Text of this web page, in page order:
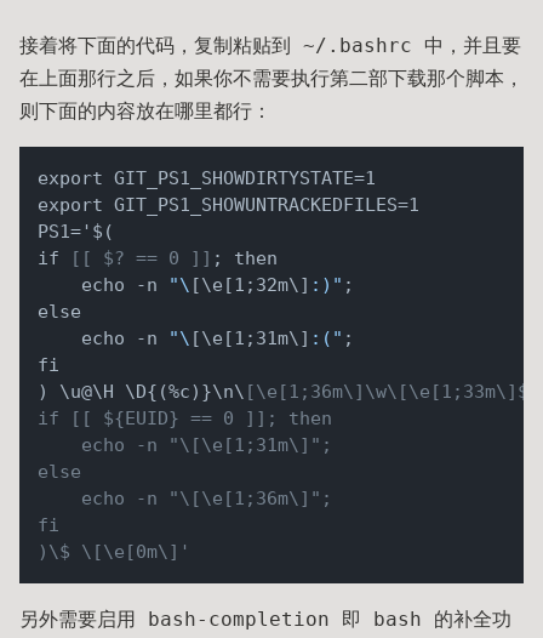
接着将下面的代码，复制粘贴到 ~/.bashrc 中，并且要
在上面那行之后，如果你不需要执行第二部下载那个脚本，
则下面的内容放在哪里都行：
export GIT_PS1_SHOWDIRTYSTATE=1
export GIT_PS1_SHOWUNTRACKEDFILES=1
PS1='$(
if
[ [ $? == 0 ] ] ; then
    echo -n
"\ [\e[1;32m\] :)" ;
else
    echo -n
"\ [\e[1;31m\] :(" ;
fi
) \u@\H \D{(%c)}\n\ [\e [1;36m\] \w\ [\e [1;33m\]
if
[ [ ${EUID} == 0 ] ] ; then
    echo -n "\
[\e [1;31m\] ";
else
    echo -n "\
[\e [1;36m\] ";
fi
)\$ \ [\e [0m\]
另外需要启用 bash-completion 即 bash 的补全功